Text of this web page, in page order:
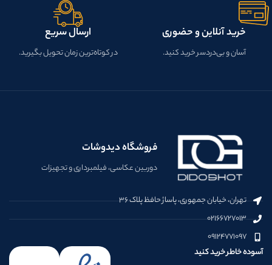
خرید آنلاین و حضوری
آسان و بی‌دردسر خرید کنید.
ارسال سریع
در کوتاه‌ترین زمان تحویل بگیرید.
فروشگاه دیدوشات
دوربین عکاسی، فیلمبرداری و تجهیزات
تهران، خیابان جمهوری، پاساژ حافظ پلاک ۳۶
۰۲۱۶۶۷۲۷۰۱۳
۰۹۱۲۴۷۷۱۰۹۷
آسوده خاطر خرید کنید